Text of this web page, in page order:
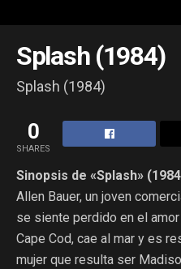
Splash (1984)
Splash (1984)
0
SHARES
Sinopsis de «Splash»
Allen Bauer, un joven
se siente perdido en el
Cape Cod, cae al mar y es
mujer que resulta ser